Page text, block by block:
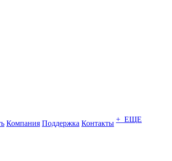
Компания Поддержка Контакты + ЕЩЕ